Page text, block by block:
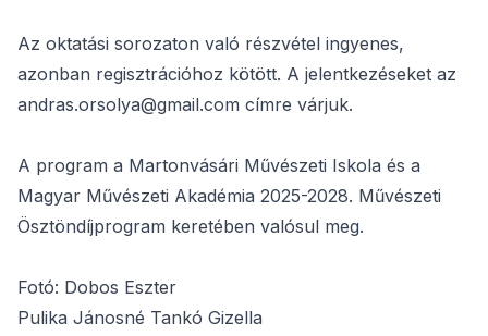
Az oktatási sorozaton való részvétel ingyenes,
azonban regisztrációhoz kötött. A jelentkezéseket az
andras.orsolya@gmail.com címre várjuk.
A program a Martonvásári Művészeti Iskola és a
Magyar Művészeti Akadémia 2025-2028. Művészeti
Ösztöndíjprogram keretében valósul meg.
Fotó: Dobos Eszter
Pulika Jánosné Tankó Gizella